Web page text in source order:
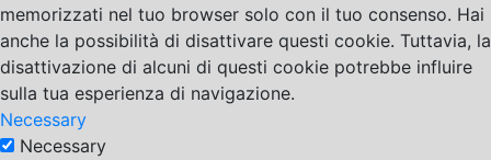
memorizzati nel tuo browser solo con il tuo consenso. Hai
anche la possibilità di disattivare questi cookie. Tuttavia, la
disattivazione di alcuni di questi cookie potrebbe influire
sulla tua esperienza di navigazione.
Necessary
Necessary